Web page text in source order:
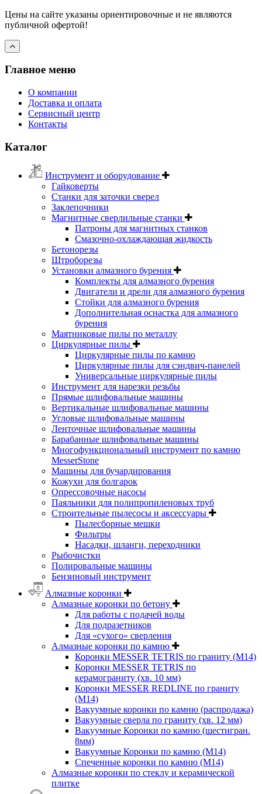
Цены на сайте указаны ориентировочные и не являются
публичной офертой!
Главное меню
О компании
Доставка и оплата
Сервисный центр
Контакты
Каталог
Инструмент и оборудование
Гайковерты
Станки для заточки сверел
Заклепочники
Магнитные сверлильные станки
Патроны для магнитных станков
Смазочно-охлаждающая жидкость
Бетонорезы
Штроборезы
Установки алмазного бурения
Комплекты для алмазного бурения
Двигатели и дрели для алмазного бурения
Стойки для алмазного бурения
Дополнительная оснастка для алмазного
бурения
Маятниковые пилы по металлу
Циркулярные пилы
Циркулярные пилы по камню
Циркулярные пилы для сэндвич-панелей
Универсальные циркулярные пилы
Инструмент для нарезки резьбы
Прямые шлифовальные машины
Вертикальные шлифовальные машины
Угловые шлифовальные машины
Ленточные шлифовальные машины
Барабанные шлифовальные машины
Многофункциональный инструмент по камню
MesserStone
Машины для бучардирования
Кожухи для болгарок
Опрессовочные насосы
Паяльники для полипропиленовых труб
Строительные пылесосы и аксессуары
Пылесборные мешки
Фильтры
Насадки, шланги, переходники
Рыбочистки
Полировальные машины
Бензиновый инструмент
Алмазные коронки
Алмазные коронки по бетону
Для работы с подачей воды
Для подразетников
Для «сухого» сверления
Алмазные коронки по камню
Коронки MESSER TETRIS по граниту (М14)
Коронки MESSER TETRIS по
керамограниту (хв. 10 мм)
Коронки MESSER REDLINE по граниту
(М14)
Вакуумные коронки по камню (распродажа)
Вакуумные сверла по граниту (хв. 12 мм)
Вакуумные Коронки по камню (шестигран.
8мм)
Вакуумные Коронки по камню (M14)
Спеченные коронки по камню (M14)
Алмазные коронки по стеклу и керамической
плитке